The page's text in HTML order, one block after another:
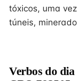
tóxicos, uma
túneis,
Verbos do